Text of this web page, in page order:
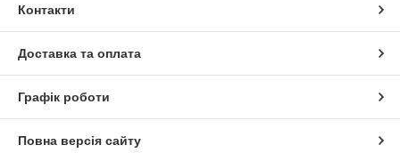
Контакти
Доставка та оплата
Графік роботи
Повна версія сайту